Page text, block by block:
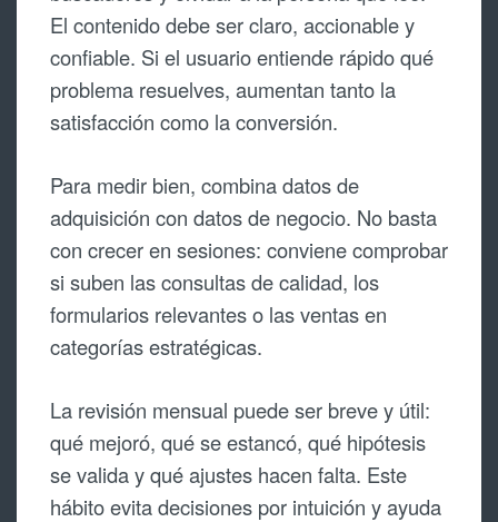
El contenido debe ser claro, accionable y
confiable. Si el usuario entiende rápido qué
problema resuelves, aumentan tanto la
satisfacción como la conversión.
Para medir bien, combina datos de
adquisición con datos de negocio. No basta
con crecer en sesiones: conviene comprobar
si suben las consultas de calidad, los
formularios relevantes o las ventas en
categorías estratégicas.
La revisión mensual puede ser breve y útil:
qué mejoró, qué se estancó, qué hipótesis
se valida y qué ajustes hacen falta. Este
hábito evita decisiones por intuición y ayuda